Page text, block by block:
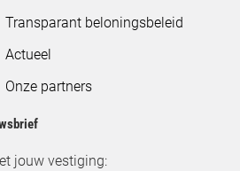
Transparant beloningsbeleid
Actueel
Onze partners
jouw vestiging: